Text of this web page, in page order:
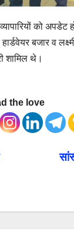
को
बजार व
शामिल थे।
the love